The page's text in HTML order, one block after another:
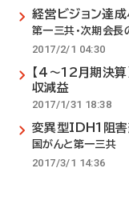
経営ビジョン達成
第一三共・次期会長
2017/2/1 04:30
【4～12月期決
収減益
2017/1/31 18:38
変異型IDH1阻害
国がんと第一三共
2017/3/1 14:36